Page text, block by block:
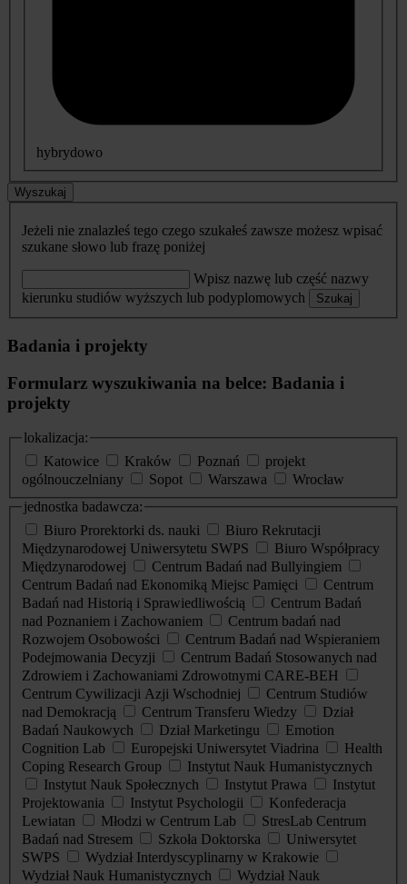
hybrydowo
Wyszukaj
Jeżeli nie znalazłeś tego czego szukałeś zawsze możesz wpisać
szukane słowo lub frazę poniżej
Wpisz nazwę lub część nazwy
kierunku studiów wyższych lub podyplomowych
Szukaj
Badania i projekty
Formularz wyszukiwania na belce: Badania i
projekty
lokalizacja:
Katowice
Kraków Poznań
projekt
ogólnouczelniany
Sopot Warszawa
Wrocław
jednostka badawcza:
Biuro Prorektorki ds. nauki
Biuro Rekrutacji
Międzynarodowej Uniwersytetu SWPS
Biuro Współpracy
Międzynarodowej
Centrum Badań nad Bullyingiem
Centrum Badań nad Ekonomiką Miejsc Pamięci
Centrum
Badań nad Historią i Sprawiedliwością
Centrum Badań
nad Poznaniem i Zachowaniem
Centrum badań nad
Rozwojem Osobowości
Centrum Badań nad Wspieraniem
Podejmowania Decyzji
Centrum Badań Stosowanych nad
Zdrowiem i Zachowaniami Zdrowotnymi CARE-BEH
Centrum Cywilizacji Azji Wschodniej
Centrum Studiów
nad Demokracją
Centrum Transferu Wiedzy
Dział
Badań Naukowych
Dział Marketingu
Emotion
Cognition Lab
Europejski Uniwersytet Viadrina
Health
Coping Research Group
Instytut Nauk Humanistycznych
Instytut Nauk Społecznych
Instytut Prawa
Instytut
Projektowania
Instytut Psychologii
Konfederacja
Lewiatan
Młodzi w Centrum Lab
StresLab Centrum
Badań nad Stresem
Szkoła Doktorska
Uniwersytet
SWPS
Wydział Interdyscyplinarny w Krakowie
Wydział Nauk Humanistycznych
Wydział Nauk